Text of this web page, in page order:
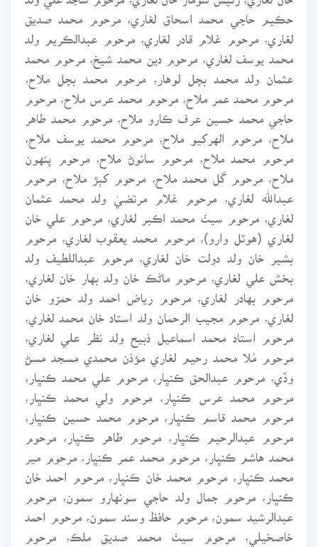
حڪيم حاجي محمد اسحاق لغاري، مرحوم محمد صديق
لغاري، مرحوم غلام قادر لغاري، مرحوم عبدالڪريم ولد
محمد يوسف لغاري، مرحوم دين محمد شيخ، مرحوم محمد
عثمان ولد محمد بچل لوهار، مرحوم محمد بچل ملاح،
مرحوم محمد عمر ملاح، مرحوم محمد عرس ملاح، مرحوم
حاجي محمد حسين عرف ڪارو ملاح، مرحوم محمد طاهر
ملاح، مرحوم الهرکيو ملاح، مرحوم محمد يوسف ملاح،
مرحوم محمد ملاح، مرحوم سانوڻ ملاح، مرحوم پنهون
ملاح، مرحوم گل محمد ملاح، مرحوم کٻڙ ملاح، مرحوم
عبدالله لغاري، مرحوم غلام مرتضيٰ ولد محمد عثمان
لغاري، مرحوم سيٺ محمد اڪبر لغاري، مرحوم علي خان
لغاري (هوٽل وارو)، مرحوم محمد يعقوب لغاري، مرحوم
بشير خان ولد دولت خان لغاري، مرحوم عبداللطيف ولد
بخش علي لغاري، مرحوم ماڻڪ خان ولد بهار خان لغاري،
مرحوم بهادر لغاري، مرحوم رياض احمد ولد حمزو خان
لغاري، مرحوم مجيب الرحمان ولد استاد خان محمد لغاري،
مرحوم استاد محمد اسماعيل ذبيح ولد نظر علي لغاري،
مرحوم مُلا محمد رحيم لغاري مؤذن محمدي مسجد مسڻ
وڏي، مرحوم عبدالحق ڪنڀار، مرحوم علي محمد ڪنڀار،
مرحوم محمد عرس ڪنڀار، مرحوم ولي محمد ڪنڀار،
مرحوم محمد قاسم ڪنڀار، مرحوم محمد حسين ڪنڀار،
مرحوم عبدالرحيم ڪنڀار، مرحوم طاهر ڪنڀار، مرحوم
محمد هاشم ڪنڀار، مرحوم محمد عمر ڪنڀار، مرحوم مير
محمد ڪنڀار، مرحوم محمد خان ڪنڀار، مرحوم احمد خان
ڪنڀار، مرحوم جمال ولد حاجي سونهارو سمون، مرحوم
عبدالرشيد سمون، مرحوم حافظ وسند سمون، مرحوم احمد
خاصخيلي، مرحوم سيٺ محمد صديق ملڪ، مرحوم